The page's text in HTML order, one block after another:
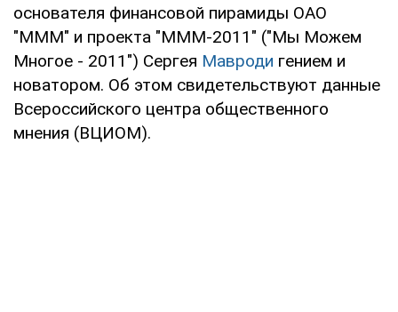
основателя финансовой пирамиды ОАО
"МММ" и проекта "МММ-2011" ("Мы Можем
Многое - 2011") Сергея Мавроди гением и
новатором. Об этом свидетельствуют данные
Всероссийского центра общественного
мнения (ВЦИОМ).